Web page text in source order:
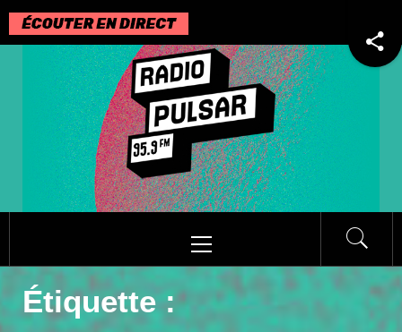
Passer
au
contenu
principal
Étiquette :